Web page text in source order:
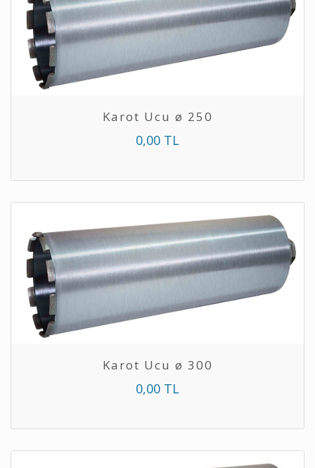
Karot Ucu ø 250
0,00 TL
Karot Ucu ø 300
0,00 TL